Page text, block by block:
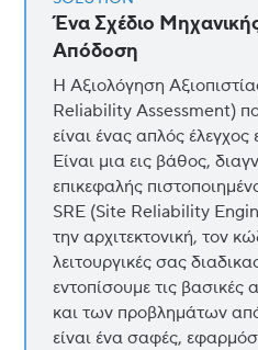
Ένα Σχέδιο
Απόδοση
Η Αξιολόγηση
Reliability Assessment)
είναι ένας απλός
Είναι μια εις βάθος,
επικεφαλής
SRE (Site Reliability
την αρχιτεκτονική, τον
λειτουργικές σας
εντοπίσουμε τις βασικές
και των προβλημάτων
είναι ένα σαφές,